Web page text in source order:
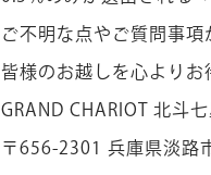
ご不明な点やご質問事
皆様のお越しを心よりお
GRAND CHARIOT 北斗
〒656-2301 兵庫県淡路